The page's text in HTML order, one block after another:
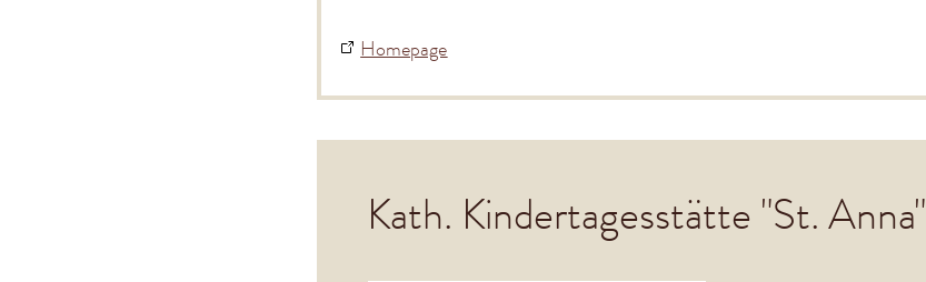
Homepage
Kath. Kindertagesstätte "St. Anna"